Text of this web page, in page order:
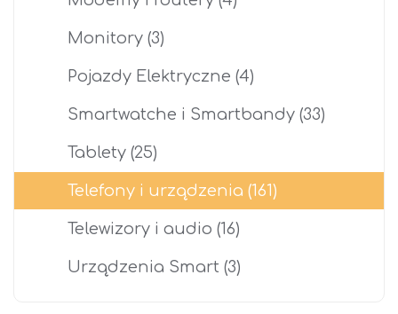
Monitory (3)
Pojazdy Elektryczne (4)
Smartwatche i Smartbandy (33)
Tablety (25)
Telefony i urządzenia (161)
Telewizory i audio (16)
Urządzenia Smart (3)